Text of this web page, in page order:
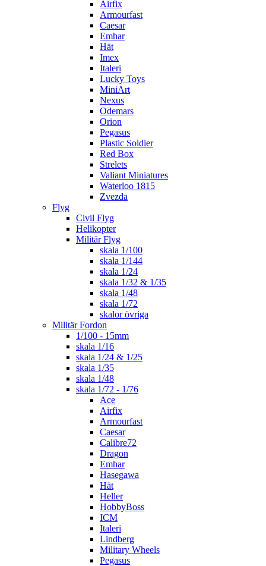
Airfix
Armourfast
Caesar
Emhar
Hät
Imex
Italeri
Lucky Toys
MiniArt
Nexus
Odemars
Orion
Pegasus
Plastic Soldier
Red Box
Strelets
Valiant Miniatures
Waterloo 1815
Zvezda
Flyg
Civil Flyg
Helikopter
Militär Flyg
skala 1/100
skala 1/144
skala 1/24
skala 1/32 & 1/35
skala 1/48
skala 1/72
skalor övriga
Militär Fordon
1/100 - 15mm
skala 1/16
skala 1/24 & 1/25
skala 1/35
skala 1/48
skala 1/72 - 1/76
Ace
Airfix
Armourfast
Caesar
Calibre72
Dragon
Emhar
Hasegawa
Hät
Heller
HobbyBoss
ICM
Italeri
Lindberg
Military Wheels
Pegasus